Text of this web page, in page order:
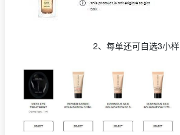
2、每单还可自选3小样